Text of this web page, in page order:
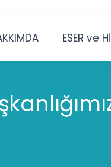
ESER ve